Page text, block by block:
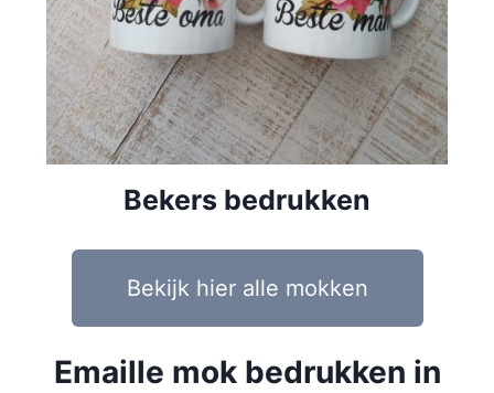
Bekers bedrukken
Bekijk hier alle mokken
Emaille mok bedrukken in